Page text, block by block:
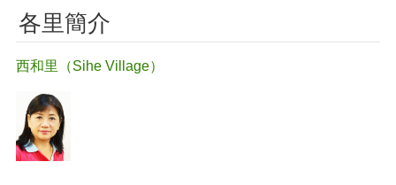
各里簡介
西和里（Sihe Village）